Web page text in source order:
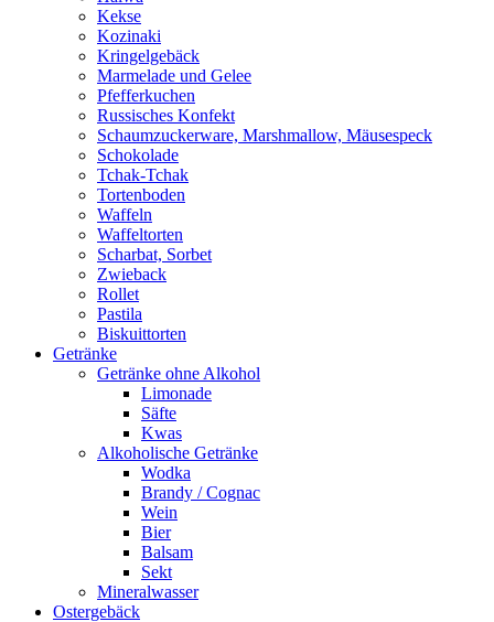
Kekse
Kozinaki
Kringelgebäck
Marmelade und Gelee
Pfefferkuchen
Russisches Konfekt
Schaumzuckerware, Marshmallow, Mäusespeck
Schokolade
Tchak-Tchak
Tortenboden
Waffeln
Waffeltorten
Scharbat, Sorbet
Zwieback
Rollet
Pastila
Biskuittorten
Getränke
Getränke ohne Alkohol
Limonade
Säfte
Kwas
Alkoholische Getränke
Wodka
Brandy / Cognac
Wein
Bier
Balsam
Sekt
Mineralwasser
Ostergebäck